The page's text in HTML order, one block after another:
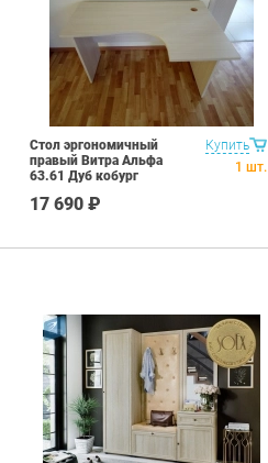
Купить
Стол эргономичный
правый Витра Альфа
63.61 Дуб кобург
17 690 ₽
1 шт.